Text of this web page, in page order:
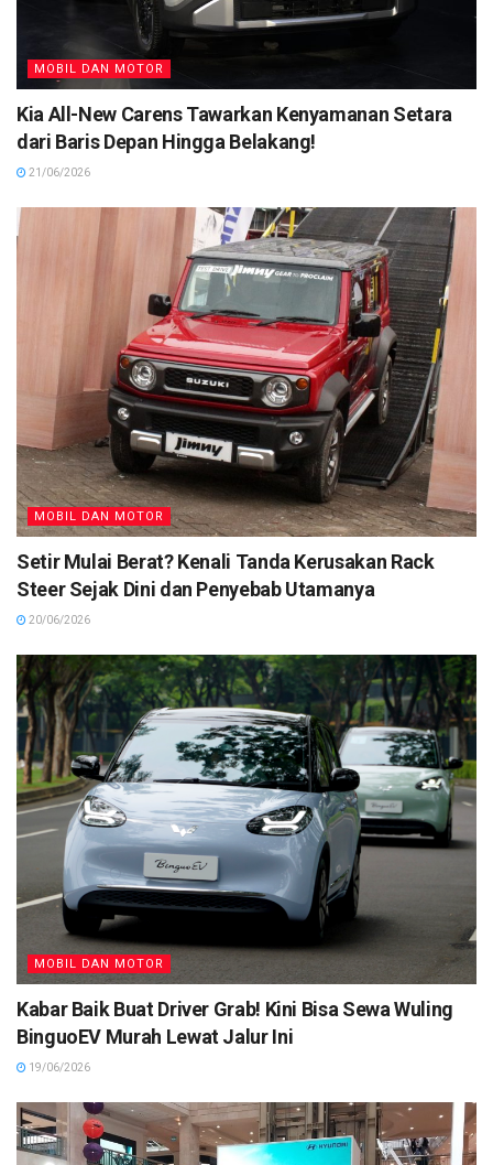
MOBIL DAN MOTOR
Kia All-New Carens Tawarkan Kenyamanan Setara
dari Baris Depan Hingga Belakang!
21/06/2026
MOBIL DAN MOTOR
Setir Mulai Berat? Kenali Tanda Kerusakan Rack
Steer Sejak Dini dan Penyebab Utamanya
20/06/2026
MOBIL DAN MOTOR
Kabar Baik Buat Driver Grab! Kini Bisa Sewa Wuling
BinguoEV Murah Lewat Jalur Ini
19/06/2026